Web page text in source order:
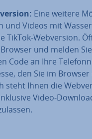
Eine weitere
und Videos mit
TikTok-Web­ver­si­on.
und melden
Code an Ihre
den Sie im
steht Ihnen die
Video-